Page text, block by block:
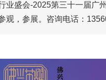
业盛会-2025第三十一届广
观，参展。咨询电话：